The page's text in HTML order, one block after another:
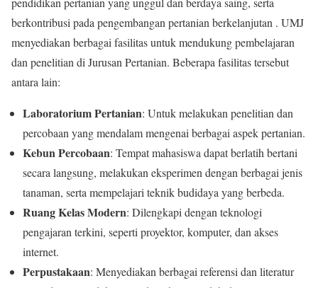
berkontribusi pada pengembangan pertanian berkelanjutan . UMJ
menyediakan berbagai fasilitas untuk mendukung pembelajaran
dan penelitian di Jurusan Pertanian. Beberapa fasilitas tersebut
antara lain:
Laboratorium Pertanian: Untuk melakukan penelitian dan
percobaan yang mendalam mengenai berbagai aspek pertanian.
Kebun Percobaan: Tempat mahasiswa dapat berlatih bertani
secara langsung, melakukan eksperimen dengan berbagai jenis
tanaman, serta mempelajari teknik budidaya yang berbeda.
Ruang Kelas Modern: Dilengkapi dengan teknologi
pengajaran terkini, seperti proyektor, komputer, dan akses
internet.
Perpustakaan: Menyediakan berbagai referensi dan literatur